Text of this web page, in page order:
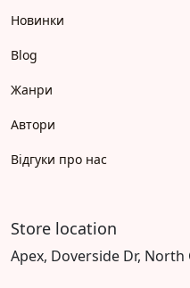
Новинки
Blog
Жанри
Автори
Відгуки про нас
Store location
Apex, Doverside Dr, North